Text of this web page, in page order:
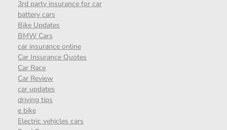
3rd party insurance for car
battery cars
Bike Updates
BMW Cars
car insurance online
Car Insurance Quotes
Car Race
Car Review
car updates
driving tips
e bike
Electric vehicles cars